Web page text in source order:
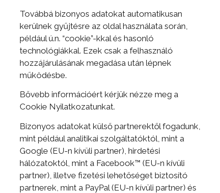
Továbbá bizonyos adatokat automatikusan
kerülnek gyűjtésre az oldal használata során,
például ú.n. “cookie”-kkal és hasonló
technológiákkal. Ezek csak a felhasználó
hozzájárulásának megadása után lépnek
működésbe.
Bővebb információért kérjük nézze meg a
Cookie Nyilatkozatunkat.
Bizonyos adatokat külső partnerektől fogadunk,
mint például analitikai szolgáltatóktól, mint a
Google (EU-n kívüli partner), hirdetési
hálózatoktól, mint a Facebook™ (EU-n kívüli
partner), illetve fizetési lehetőséget biztosító
partnerek, mint a PayPal (EU-n kívüli partner) és